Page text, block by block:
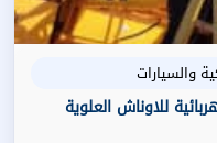
والسيارات
للاوناش العلوية